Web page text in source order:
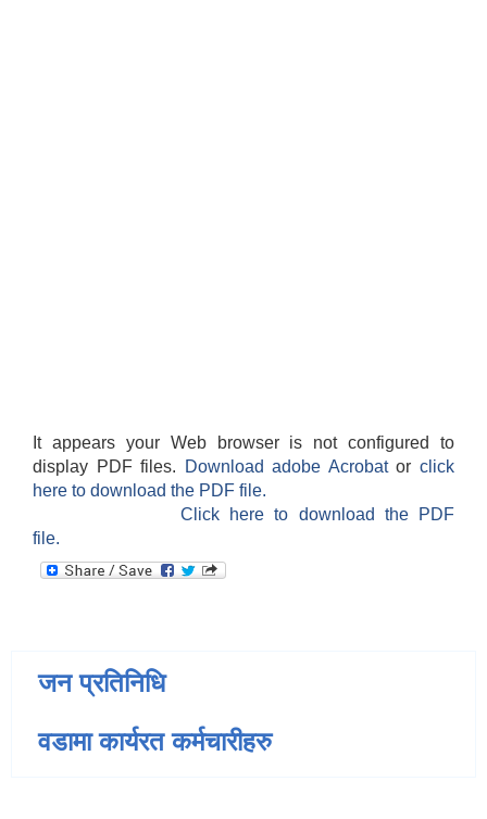
It appears your Web browser is not configured to
display PDF files.
Download adobe Acrobatorclick
here to download the PDF file.
Click here to download the PDF
file.
जन प्रतिनिधि
वडामा कार्यरत कर्मचारीहरु